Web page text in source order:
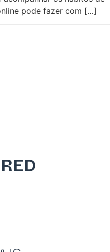
pode fazer com […]
RED